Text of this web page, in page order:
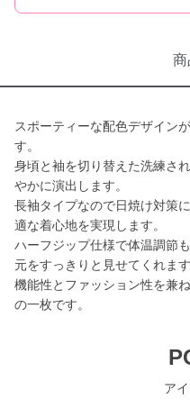
商
スポーティーな配色デザイン
す。
身頃と袖を切り替えた洗練さ
やかに演出します。
長袖タイプなので日焼け対策
適な着心地を実現します。
ハーフジップ仕様で体温調節
元をすっきりと見せてくれます
機能性とファッション性を兼
の一枚です。
ア